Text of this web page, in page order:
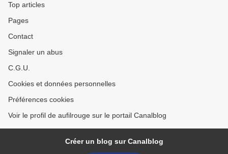
Top articles
Pages
Contact
Signaler un abus
C.G.U.
Cookies et données personnelles
Préférences cookies
Voir le profil de aufilrouge sur le portail Canalblog
Créer un blog sur Canalblog